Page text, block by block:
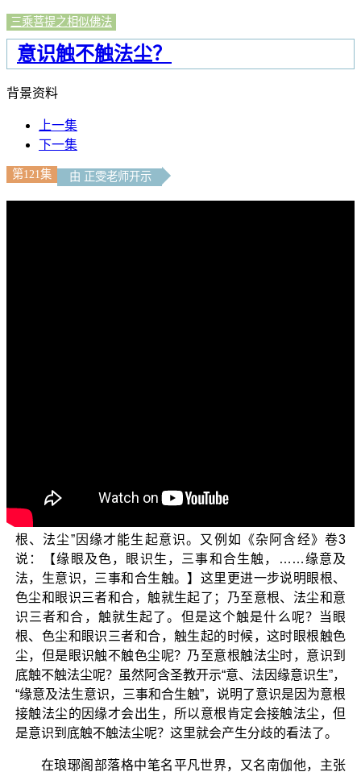
三乘菩提之相似佛法
意识触不触法尘？
背景资料
上一集
下一集
第121集 由 正雯老师开示
“根、尘”因缘所生之法，其中特别要注意的是，意识有各种
的变相境界，但无论是极粗或者是极细的意识，都是“意
根、法尘”因缘才能生起意识。又例如《杂阿含经》卷3
说：【缘眼及色，眼识生，三事和合生触，……缘意及
法，生意识，三事和合生触。】这里更进一步说明眼根、
色尘和眼识三者和合，触就生起了；乃至意根、法尘和意
识三者和合，触就生起了。但是这个触是什么呢？当眼
根、色尘和眼识三者和合，触生起的时候，这时眼根触色
尘，但是眼识触不触色尘呢？乃至意根触法尘时，意识到
底触不触法尘呢？虽然阿含圣教开示“意、法因缘意识生”，
“缘意及法生意识，三事和合生触”，说明了意识是因为意根
接触法尘的因缘才会出生，所以意根肯定会接触法尘，但
是意识到底触不触法尘呢？这里就会产生分歧的看法了。
在琅琊阁部落格中笔名平凡世界，又名南伽他，主张